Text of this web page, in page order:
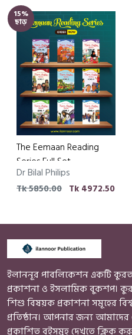
15%
ছাড়
The Eemaan Reading
Series Full Set
Dr Bilal Philips
Tk 5850.00 Tk 4972.50
ইলাননূর পাবলিকেশন একটি
প্রকাশনা ও ইসলামিক বুকশপ।
শিশু বিষয়ক প্রকাশনা সমূহের
প্রতিষ্ঠান। আপনার জন্য আমাদের
প্রকাশিত বইসমূহ দেখতে ক্লিক